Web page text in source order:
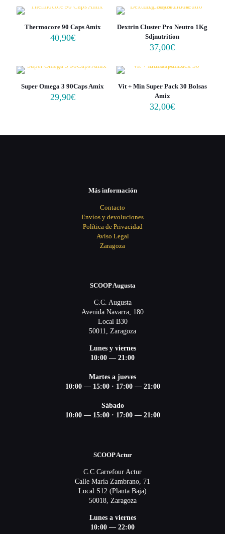
Thermocore 90 Caps Amix
40,90€
Dextrin Cluster Pro Neutro 1Kg
Sdjnutrition
37,00€
Super Omega 3 90Caps Amix
29,90€
Vit + Min Super Pack 30 Bolsas
Amix
32,00€
Más información
Contacto
Envíos y devoluciones
Política de Privacidad
Aviso Legal
Zaragoza
SCOOP Augusta
C.C. Augusta
Avenida Navarra, 180
Local B30
50011, Zaragoza
Lunes y viernes
10:00 — 21:00
Martes a jueves
10:00 — 15:00 · 17:00 — 21:00
Sábado
10:00 — 15:00 · 17:00 — 21:00
SCOOP Actur
C.C Carrefour Actur
Calle María Zambrano, 71
Local S12 (Planta Baja)
50018, Zaragoza
Lunes a viernes
10:00 — 22:00